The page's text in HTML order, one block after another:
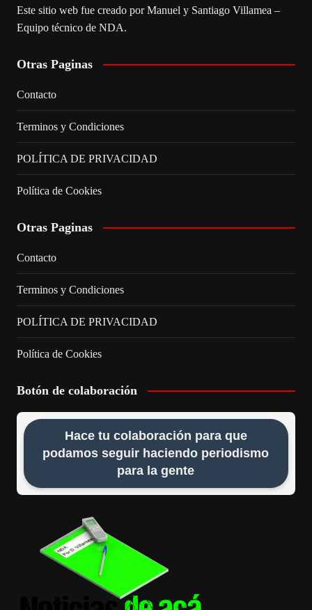
Este sitio web fue creado por Manuel y Santiago Villamea –
Equipo técnico de NDA.
Otras Paginas
Contacto
Terminos y Condiciones
POLÍTICA DE PRIVACIDAD
Política de Cookies
Otras Paginas
Contacto
Terminos y Condiciones
POLÍTICA DE PRIVACIDAD
Política de Cookies
Botón de colaboración
Hace tu colaboración para que
podamos seguir haciendo periodismo
para la gente